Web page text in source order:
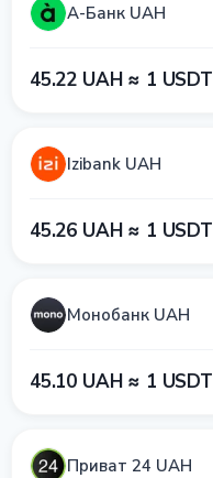
А-Банк UAH
45.22 UAH ≈ 1 USDT
Izibank UAH
45.26 UAH ≈ 1 USDT
Монобанк UAH
45.10 UAH ≈ 1 USDT
Приват 24 UAH